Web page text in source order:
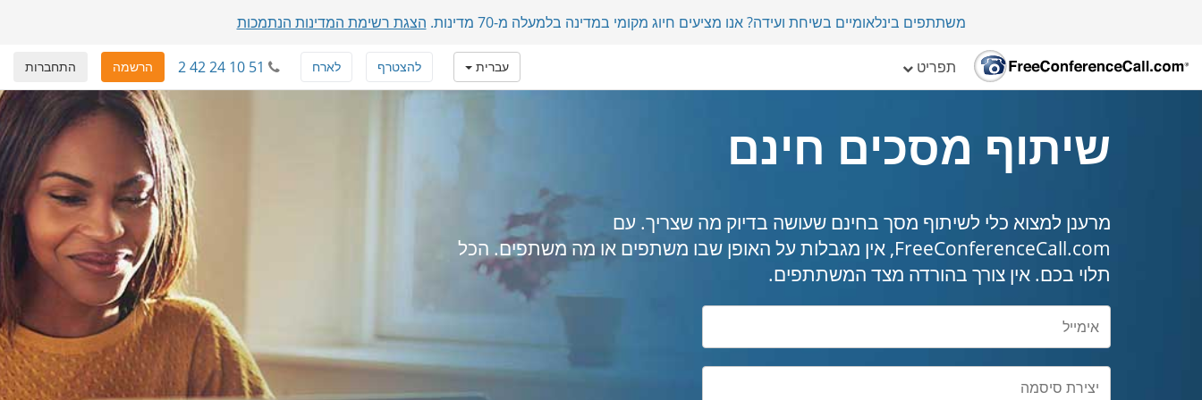
משתתפים בינלאומיים בשיחת ועידה? אנו מציעים חיוג מקומי במדינה בלמעלה מ-70 מדינות. הצגת רשימת המדינות הנתמכות
תפריט התחברות הרשמה 2 42 24 10 51 להצטרף לארח עברית
שיתוף מסכים חינם
מרענן למצוא כלי לשיתוף מסך בחינם שעושה בדיוק מה שצריך. עם
FreeConferenceCall.com, אין מגבלות על האופן שבו משתפים או מה משתפים. הכל
תלוי בכם. אין צורך בהורדה מצד המשתתפים.